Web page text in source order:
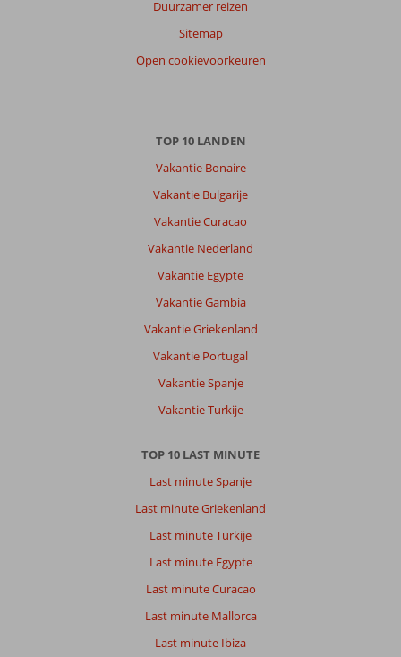
Duurzamer reizen
Sitemap
Open cookievoorkeuren
TOP 10 LANDEN
Vakantie Bonaire
Vakantie Bulgarije
Vakantie Curacao
Vakantie Nederland
Vakantie Egypte
Vakantie Gambia
Vakantie Griekenland
Vakantie Portugal
Vakantie Spanje
Vakantie Turkije
TOP 10 LAST MINUTE
Last minute Spanje
Last minute Griekenland
Last minute Turkije
Last minute Egypte
Last minute Curacao
Last minute Mallorca
Last minute Ibiza